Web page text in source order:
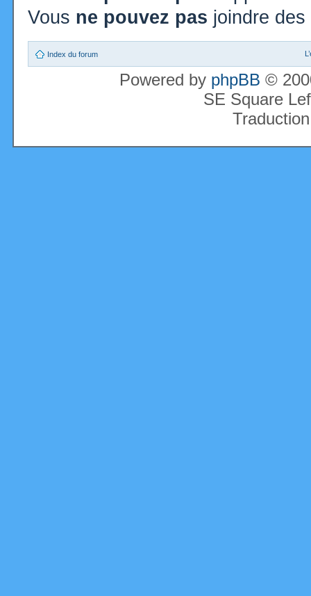
Vous ne pouvez pas joindre
Index du forum
Powered by phpBB ©
SE Square